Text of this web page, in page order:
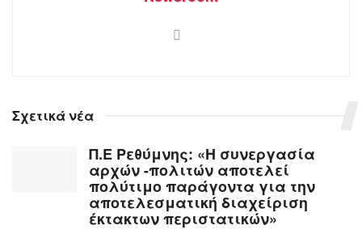
Σχετικά νέα
Π.Ε Ρεθύμνης: «Η συνεργασία
αρχών -πολιτών αποτελεί
πολύτιμο παράγοντα για την
αποτελεσματική διαχείριση
έκτακτων περιστατικών»